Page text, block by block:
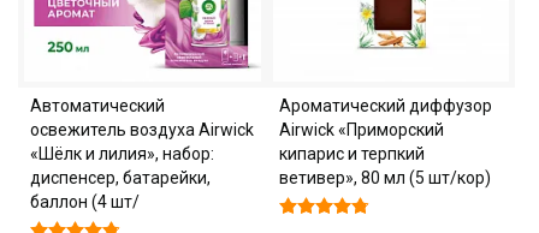
Автоматический
освежитель воздуха Airwick
«Шёлк и лилия», набор:
диспенсер, батарейки,
баллон (4 шт/
Ароматический диффузор
Airwick «Приморский
кипарис и терпкий
ветивер», 80 мл (5 шт/кор)